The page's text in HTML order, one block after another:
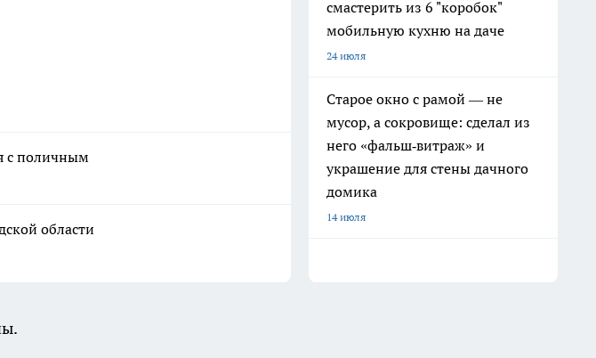
с поличным
области
смастерить из 6 "коробок"
мобильную кухню на даче
24 июля
Старое окно с рамой — не
мусор, а сокровище: сделал из
него «фальш‑витраж» и
украшение для стены дачного
домика
14 июля